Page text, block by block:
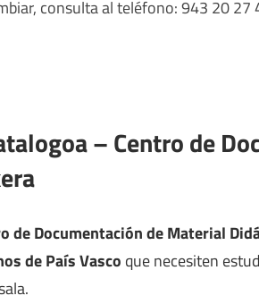
consulta al teléfono: 943 20 27
– Centro de
de Documentación de Material
de País Vasco que necesiten